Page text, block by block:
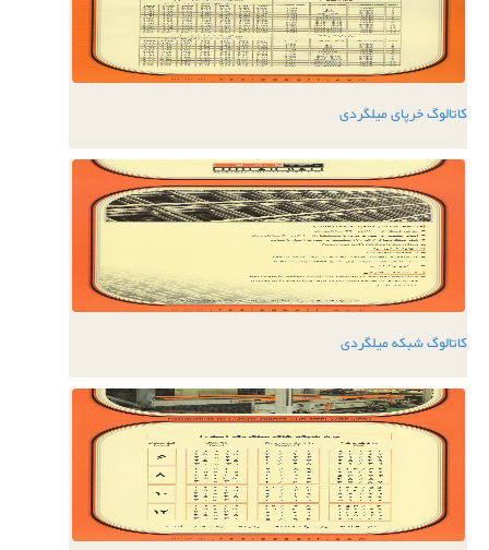
کاتالوگ خرپای میلگردی
کاتالوگ شبکه میلگردی